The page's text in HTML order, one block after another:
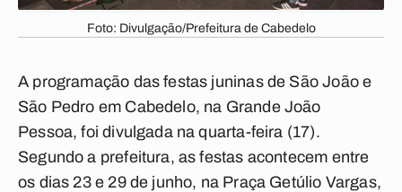
Foto: Divulgação/Prefeitura de Cabedelo
A programação das festas juninas de São João e
São Pedro em Cabedelo, na Grande João
Pessoa, foi divulgada na quarta-feira (17).
Segundo a prefeitura, as festas acontecem entre
os dias 23 e 29 de junho, na Praça Getúlio Vargas,